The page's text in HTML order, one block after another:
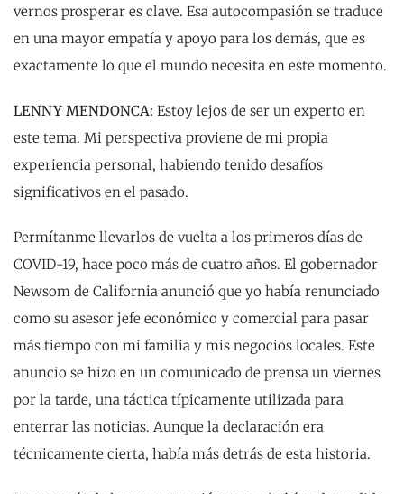
vernos prosperar es clave. Esa autocompasión se traduce
en una mayor empatía y apoyo para los demás, que es
exactamente lo que el mundo necesita en este momento.
LENNY MENDONCA: Estoy lejos de ser un experto en
este tema. Mi perspectiva proviene de mi propia
experiencia personal, habiendo tenido desafíos
significativos en el pasado.
Permítanme llevarlos de vuelta a los primeros días de
COVID-19, hace poco más de cuatro años. El gobernador
Newsom de California anunció que yo había renunciado
como su asesor jefe económico y comercial para pasar
más tiempo con mi familia y mis negocios locales. Este
anuncio se hizo en un comunicado de prensa un viernes
por la tarde, una táctica típicamente utilizada para
enterrar las noticias. Aunque la declaración era
técnicamente cierta, había más detrás de esta historia.